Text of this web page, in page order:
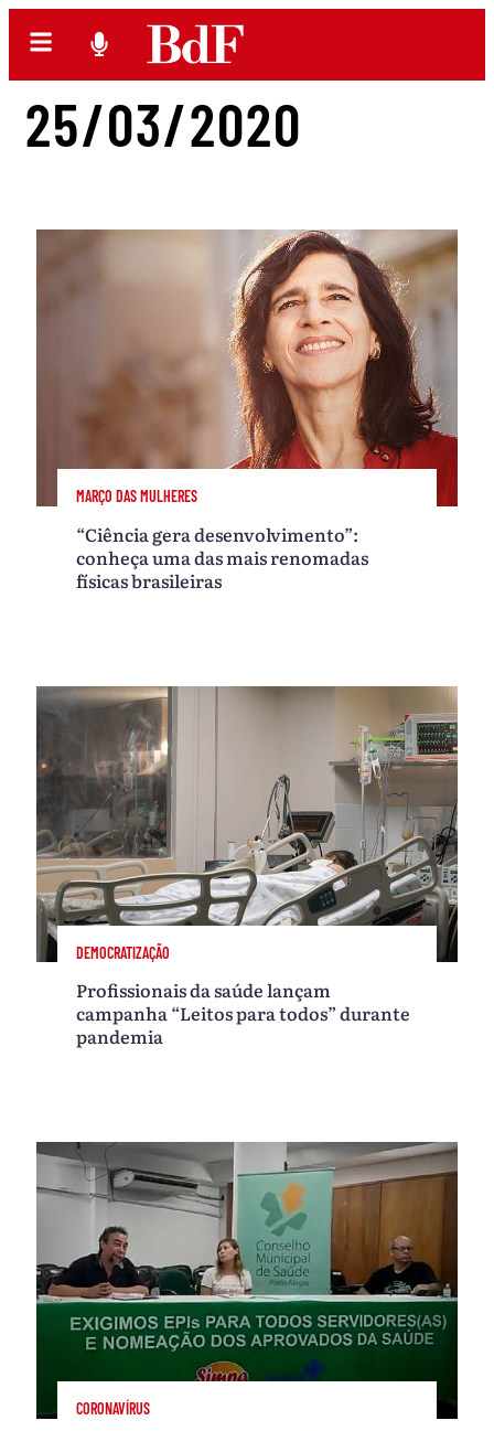
25/03/2020
MARÇO DAS MULHERES
“Ciência gera desenvolvimento”:
conheça uma das mais renomadas
físicas brasileiras
DEMOCRATIZAÇÃO
Profissionais da saúde lançam
campanha “Leitos para todos” durante
pandemia
CORONAVÍRUS